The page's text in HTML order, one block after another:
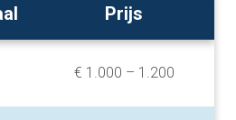
Prijs
€ 1.000 – 1.200